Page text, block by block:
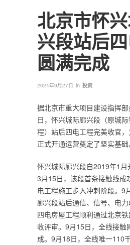
北京市怀
兴段站后
圆满完成
2024年9月27日 in 投资
据​北京市重大项目建设指挥
日，怀兴城际廊兴段（原城
程）站后四电工程完美收官
正式开通运营奠定了坚实基础
怀兴城际廊兴段自2019年1
3月15日，该段首条接触线成
电工程施工步入冲刺阶段。9
廊兴段站后通信、信号、电力
四电房屋工程顺利通过北京
收评审。9月15日，全线接触
成。9月18日，全线唯一110